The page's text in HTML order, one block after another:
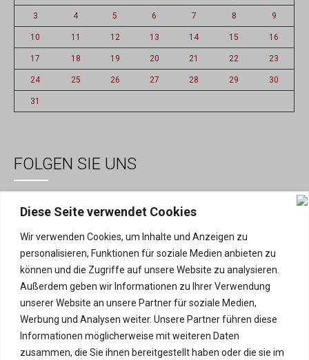
Diese Seite verwendet Cookies
Wir verwenden Cookies, um Inhalte und Anzeigen zu
personalisieren, Funktionen für soziale Medien anbieten zu
können und die Zugriffe auf unsere Website zu analysieren.
Außerdem geben wir Informationen zu Ihrer Verwendung
unserer Website an unsere Partner für soziale Medien,
Werbung und Analysen weiter. Unsere Partner führen diese
Informationen möglicherweise mit weiteren Daten
zusammen, die Sie ihnen bereitgestellt haben oder die sie im
3 4 5 6 7 8 9
10 11 12 13 14 15 16
17 18 19 20 21 22 23
24 25 26 27 28 29 30
31
FOLGEN SIE UNS
Lutzke GmbH © 2019 | Alle Rechte vorbehalten | Design by SPTDE